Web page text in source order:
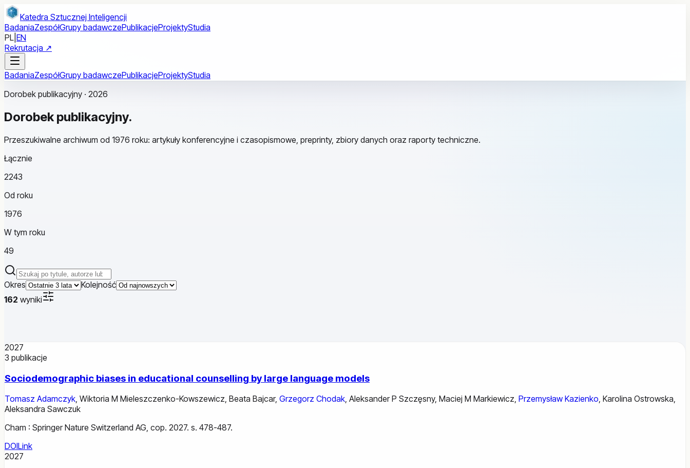
Przejdź do treści głównej
Katedra Sztucznej Inteligencji
BadaniaZespółGrupy badawczePublikacjeProjektyStudia
PL EN
Rekrutacja ↗
BadaniaZespółGrupy badawczePublikacjeProjektyStudia
Dorobek publikacyjny · 2026
Dorobek publikacyjny.
Przeszukiwalne archiwum od 1976 roku: artykuły konferencyjne i czasopismowe, preprinty, zbiory danych oraz raporty techniczne.
Łącznie
2243
Od roku
1976
W tym roku
49
Szukaj publikacji
Okres
Kolejność
162 wyniki
2027
3 publikacje
Sociodemographic biases in educational counselling by large language models
Tomasz Adamczyk, Wiktoria M Mieleszczenko-Kowszewicz, Beata Bajcar, Grzegorz Chodak, Aleksander P Szczęsny, Maciej M Markiewicz, Przemysław Kazienko, Karolina Ostrowska,
Aleksandra Sawczuk
Cham : Springer Nature Switzerland AG, cop. 2027. s. 478-487.
DOILink
2027